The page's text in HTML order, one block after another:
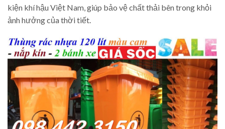
kiện khí hậu Việt Nam, giúp bảo vệ chất thải bên trong khỏi
ảnh hưởng của thời tiết.